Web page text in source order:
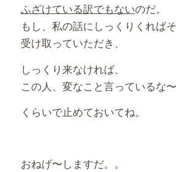
ふざけている訳でもないのだ。
もし、私の話にしっくりくれば
受け取っていただき、
しっくり来なければ、
この人、変なこと言っているな〜
くらいで止めておいてね。
おねげ〜しますだ。。